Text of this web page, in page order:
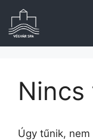
Nincs
Úgy tűnik,